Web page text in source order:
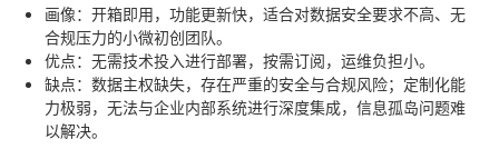
画像：开箱即用，功能更新快，适合对数据安全要求不高、无
合规压力的小微初创团队。
优点：无需技术投入进行部署，按需订阅，运维负担小。
缺点：数据主权缺失，存在严重的安全与合规风险；定制化能
力极弱，无法与企业内部系统进行深度集成，信息孤岛问题难
以解决。